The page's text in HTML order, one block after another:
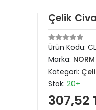
Çelik
Ürün Kodu:
Marka: NORM
Kategori:
Stok: 20+
307,52